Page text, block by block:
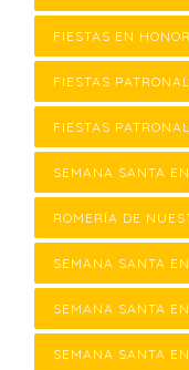
FIESTAS EN
FIESTAS
FIESTAS
SEMANA SANTA
ROMERÍA DE
SEMANA SANTA
SEMANA SANTA
SEMANA SANTA